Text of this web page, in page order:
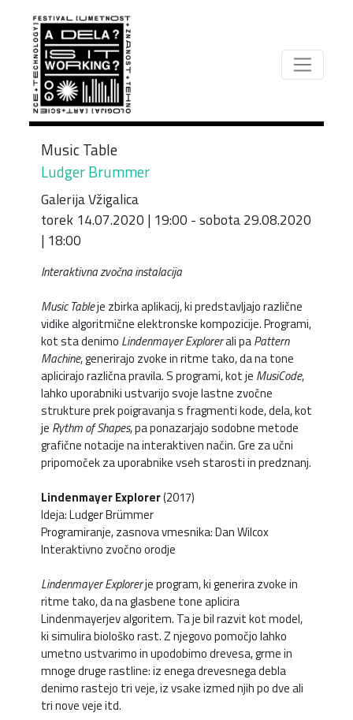
content
Music Table
Ludger Brummer
Galerija Vžigalica
torek 14.07.2020 | 19:00 - sobota 29.08.2020
| 18:00
Interaktivna zvočna instalacija
Music Tableje zbirka aplikacij, ki predstavljajo različne
vidike algoritmične elektronske kompozicije. Programi,
kot sta denimo Lindenmayer Explorerali paPattern
Machine, generirajo zvoke in ritme tako, da na tone
aplicirajo različna pravila. S programi, kot je MusiCode,
lahko uporabniki ustvarijo svoje lastne zvočne
strukture prek poigravanja s fragmenti kode, dela, kot
je Rythm of Shapes, pa ponazarjajo sodobne metode
grafične notacije na interaktiven način. Gre za učni
pripomoček za uporabnike vseh starosti in predznanj.
Lindenmayer Explorer(2017)
Ideja: Ludger Brümmer
Programiranje, zasnova vmesnika: Dan Wilcox
Interaktivno zvočno orodje
Lindenmayer Explorerje program, ki generira zvoke in
ritme tako, da na glasbene tone aplicira
Lindenmayerjev algoritem. Ta je bil razvit kot model,
ki simulira biološko rast. Z njegovo pomočjo lahko
umetno ustvarimo in upodobimo drevesa, grme in
mnoge druge rastline: iz enega drevesnega debla
denimo rastejo tri veje, iz vsake izmed njih po dve ali
tri nove veje itd.